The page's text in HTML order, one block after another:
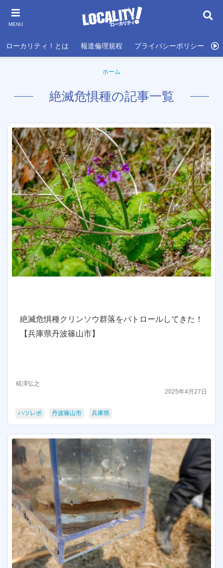
MENU
ローカリティ！とは 報道倫理規程 プライバシーポリシー
ホーム
絶滅危惧種の記事一覧
絶滅危惧種クリンソウ群落をパトロールしてきた！
【兵庫県丹波篠山市】
椛澤弘之
2025年4月27日
ハツレポ 丹波篠山市 兵庫県